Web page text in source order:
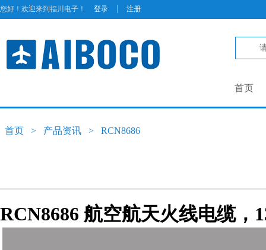
您好！欢迎来到福川电子！ 登录 | 注册
首页
首页 > 产品资讯 > RCN8686
RCN8686 航空航天火线电缆，